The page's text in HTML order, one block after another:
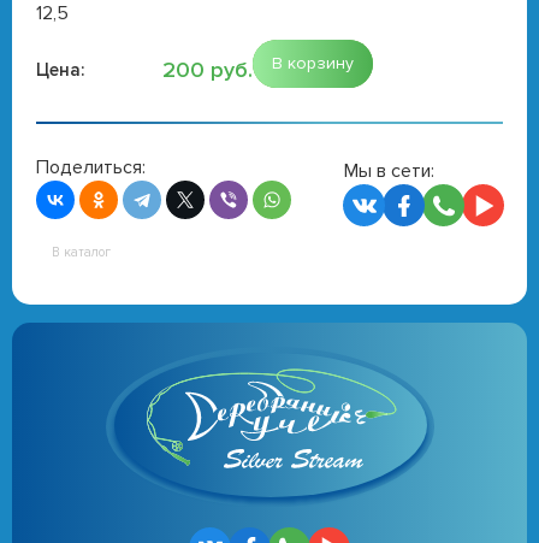
12,5
Цена: 200 руб. В корзину
Поделиться: Мы в сети:
В каталог